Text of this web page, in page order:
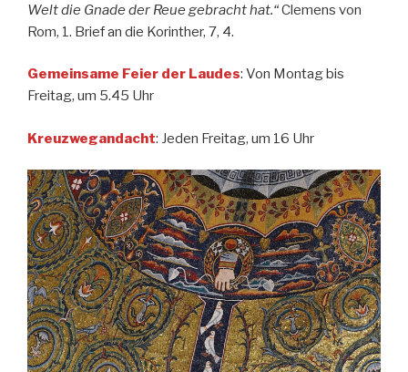
Welt die Gnade der Reue gebracht hat.“Clemens von
Rom, 1. Brief an die Korinther, 7, 4.
Gemeinsame Feier der Laudes: Von Montag bis
Freitag, um 5.45 Uhr
Kreuzwegandacht: Jeden Freitag, um 16 Uhr